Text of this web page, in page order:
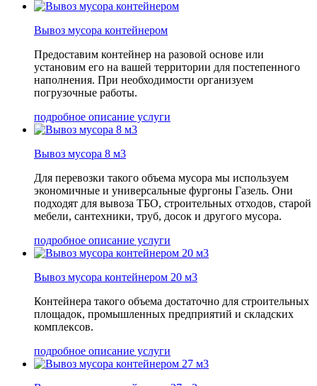
Вывоз мусора контейнером
Предоставим контейнер на разовой основе или
установим его на вашей территории для постепенного
наполнения. При необходимости организуем
погрузочные работы.
подробное описание услуги
Вывоз мусора 8 м3
Для перевозки такого объема мусора мы используем
экономичные и универсальные фургоны Газель. Они
подходят для вывоза ТБО, строительных отходов, старой
мебели, сантехники, труб, досок и другого мусора.
подробное описание услуги
Вывоз мусора контейнером 20 м3
Контейнера такого объема достаточно для строительных
площадок, промышленных предприятий и складских
комплексов.
подробное описание услуги